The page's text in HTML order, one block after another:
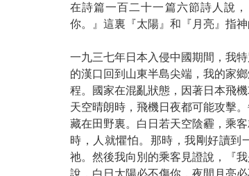
在詩篇一百二十一篇六節詩人說
你。』這裏『太陽』和『月亮』指
一九三七年日本入侵中國期間，我
的漢口回到山東半島尖端，我的家
程。國家在混亂狀態，因著日本飛
天空晴朗時，飛機日夜都可能攻擊
藏在田野裏。白日若天空陰霾，乘
時，人就懼怕。那時，我剛好讀到
祂。然後我向別的乘客見證說，『
說，白日太陽必不傷你，夜間月亮